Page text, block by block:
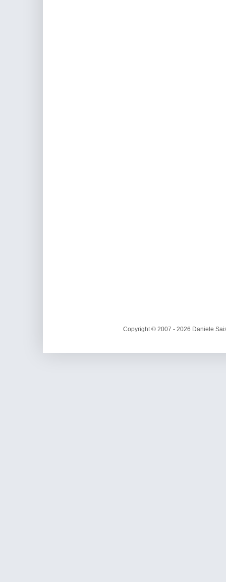
Copyright © 2007 - 2026 Daniele